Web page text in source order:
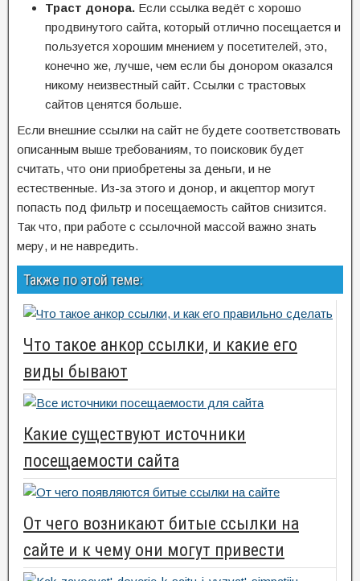
Траст донора. Если ссылка ведёт с хорошо
продвинутого сайта, который отлично посещается и
пользуется хорошим мнением у посетителей, это,
конечно же, лучше, чем если бы донором оказался
никому неизвестный сайт. Ссылки с трастовых
сайтов ценятся больше.
Если внешние ссылки на сайт не будете соответствовать
описанным выше требованиям, то поисковик будет
считать, что они приобретены за деньги, и не
естественные. Из-за этого и донор, и акцептор могут
попасть под фильтр и посещаемость сайтов снизится.
Так что, при работе с ссылочной массой важно знать
меру, и не навредить.
Также по этой теме:
Что такое анкор ссылки, и какие его
виды бывают
Какие существуют источники
посещаемости сайта
От чего возникают битые ссылки на
сайте и к чему они могут привести